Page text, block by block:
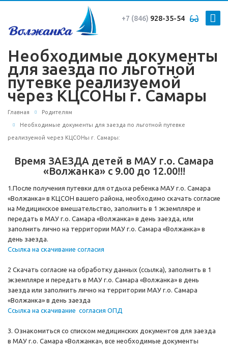
+7 (846) 928-35-54
Необходимые документы
для заезда по льготной
путевке реализуемой
через КЦСОНы г. Самары
Главная Родителям
Необходимые документы для заезда по льготной путевке
реализуемой через КЦСОНы г. Самары:
Время ЗАЕЗДА детей в МАУ г.о. Самара
«Волжанка» с 9.00 до 12.00!!!
1.После получения путевки для отдыха ребенка МАУ г.о. Самара
«Волжанка» в КЦСОН вашего района, необходимо скачать согласие
на Медицинское вмешательство, заполнить в 1 экземпляре и
передать в МАУ г.о. Самара «Волжанка» в день заезда, или
заполнить лично на территории МАУ г.о. Самара «Волжанка» в
день заезда.
Ссылка на скачивание согласия
2 Скачать согласие на обработку данных (ссылка), заполнить в 1
экземпляре и передать в МАУ г.о. Самара «Волжанка» в день
заезда или заполнить лично на территории МАУ г.о. Самара
«Волжанка» в день заезда
Ссылка на скачивание согласия ОПД
3. Ознакомиться со списком медицинских документов для заезда
в МАУ г.о. Самара «Волжанка», все необходимые документы